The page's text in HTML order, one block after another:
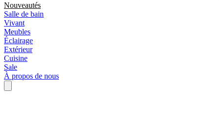
Nouveautés
Salle de bain
Vivant
Meubles
Éclairage
Extérieur
Cuisine
Sale
À propos de nous